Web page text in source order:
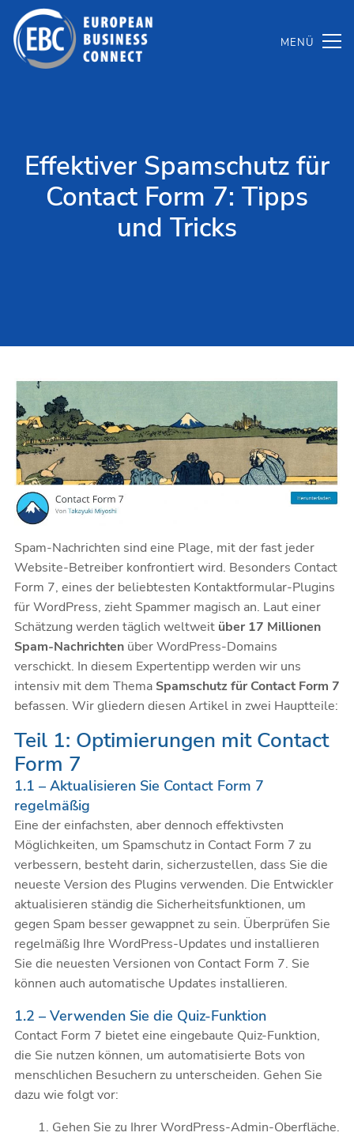
Inhalt
springen
Effektiver Spamschutz für
Contact Form 7: Tipps
und Tricks
Spam-Nachrichten sind eine Plage, mit der fast jeder
Website-Betreiber konfrontiert wird. Besonders Contact
Form 7, eines der beliebtesten Kontaktformular-Plugins
für WordPress, zieht Spammer magisch an. Laut einer
Schätzung werden täglich weltweit über 17 Millionen
Spam-Nachrichten über WordPress-Domains
verschickt. In diesem Expertentipp werden wir uns
intensiv mit dem Thema Spamschutz für Contact Form 7
befassen. Wir gliedern diesen Artikel in zwei Hauptteile:
Teil 1: Optimierungen mit Contact
Form 7
1.1 – Aktualisieren Sie Contact Form 7
regelmäßig
Eine der einfachsten, aber dennoch effektivsten
Möglichkeiten, um Spamschutz in Contact Form 7 zu
verbessern, besteht darin, sicherzustellen, dass Sie die
neueste Version des Plugins verwenden. Die Entwickler
aktualisieren ständig die Sicherheitsfunktionen, um
gegen Spam besser gewappnet zu sein. Überprüfen Sie
regelmäßig Ihre WordPress-Updates und installieren
Sie die neuesten Versionen von Contact Form 7. Sie
können auch automatische Updates installieren.
1.2 – Verwenden Sie die Quiz-Funktion
Contact Form 7 bietet eine eingebaute Quiz-Funktion,
die Sie nutzen können, um automatisierte Bots von
menschlichen Besuchern zu unterscheiden. Gehen Sie
dazu wie folgt vor:
Gehen Sie zu Ihrer WordPress-Admin-Oberfläche.